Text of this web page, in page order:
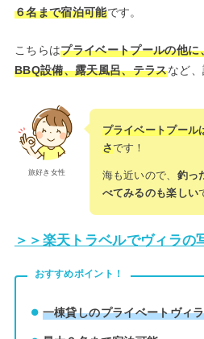
６名まで宿泊可能です。
こちらはプライベートプールの他
BBQ設備、露天風呂、テラスなど
旅好き女性
プライベートプール
さです！
海も近いので、 釣っ
べてみるのも楽しい
＞＞楽天トラベルでヴィラの
おすすめポイント！
一棟貸しのプライベートヴィラ